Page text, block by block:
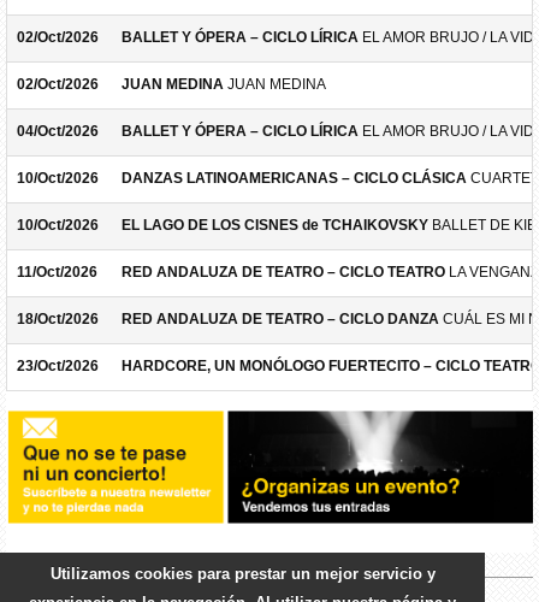
02/Oct/2026 BALLET Y ÓPERA – CICLO LÍRICA EL AMOR BRUJO / LA
02/Oct/2026 JUAN MEDINA JUAN MEDINA
04/Oct/2026 BALLET Y ÓPERA – CICLO LÍRICA EL AMOR BRUJO / LA
10/Oct/2026 DANZAS LATINOAMERICANAS – CICLO CLÁSICA
10/Oct/2026 EL LAGO DE LOS CISNES de TCHAIKOVSKY BALLET DE
11/Oct/2026 RED ANDALUZA DE TEATRO – CICLO TEATRO LA
18/Oct/2026 RED ANDALUZA DE TEATRO – CICLO DANZA CUÁL ES MI
23/Oct/2026 HARDCORE, UN MONÓLOGO FUERTECITO – CICLO
Utilizamos cookies para prestar un mejor servicio y